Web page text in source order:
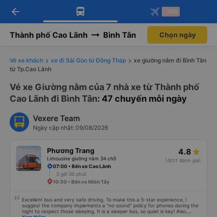
Tải app Vexere ngay!
Nhận ưu đãi thành viên độc
Mở app
Tải app Vexere
-30k/ghế khi đặt vé máy bay qua
Mở app
arrow_back -30k
Thành phố Cao Lãnh Bình Tân Chọn ngày
Vé xe khách xe đi Sài Gòn từ Đồng Tháp
xe giường nằm đi Bình Tân
từ Tp.Cao Lãnh
Vé xe Giường nằm của 7 nhà xe từ Thành phố
Cao Lãnh đi Bình Tân: 47 chuyến mỗi ngày
Vexere Team
Ngày cập nhật: 09/08/2026
Phương Trang
Limousine giường nằm 34 chỗ
4.8
(4011 đánh giá)
07:00 • Bến xe Cao Lãnh
3 giờ 30 phút
10:30 • Bến xe Miền Tây
Excellent bus and very safe driving. To make this a 5-star experience, I
suggest the company implements a "no sound" policy for phones during the
night to respect those sleeping. It is a sleeper bus, so quiet is key! Also,